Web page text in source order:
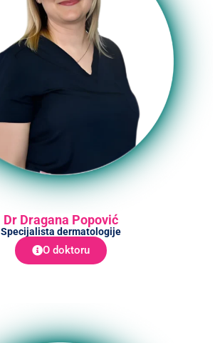
Dr Dragana Popović
Specijalista dermatologije
O doktoru